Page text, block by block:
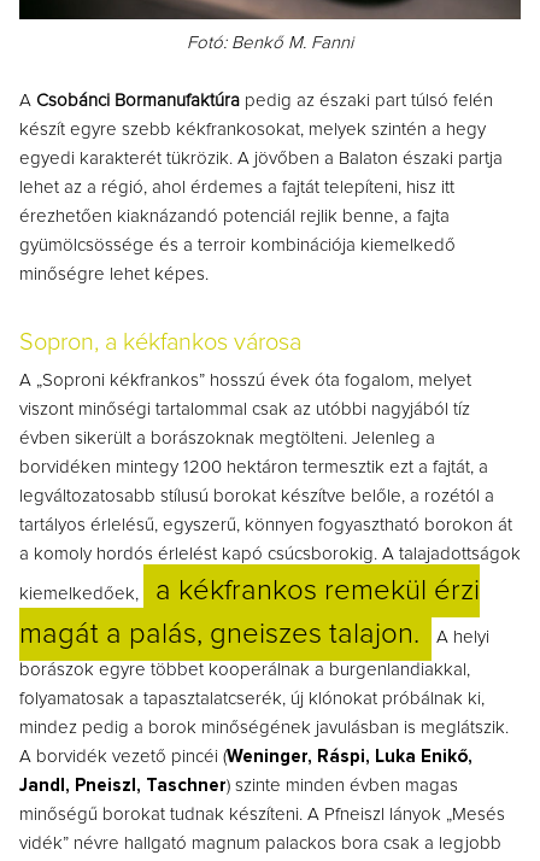
Fotó: Benkő M. Fanni
A Csobánci Bormanufaktúra pedig az északi part túlsó felén
készít egyre szebb kékfrankosokat, melyek szintén a hegy
egyedi karakterét tükrözik. A jövőben a Balaton északi partja
lehet az a régió, ahol érdemes a fajtát telepíteni, hisz itt
érezhetően kiaknázandó potenciál rejlik benne, a fajta
gyümölcsössége és a terroir kombinációja kiemelkedő
minőségre lehet képes.
Sopron, a kékfankos városa
A „Soproni kékfrankos” hosszú évek óta fogalom, melyet
viszont minőségi tartalommal csak az utóbbi nagyjából tíz
évben sikerült a borászoknak megtölteni. Jelenleg a
borvidéken mintegy 1200 hektáron termesztik ezt a fajtát, a
legváltozatosabb stílusú borokat készítve belőle, a rozétól a
tartályos érlelésű, egyszerű, könnyen fogyasztható borokon át
a komoly hordós érlelést kapó csúcsborokig. A talajadottságok
kiemelkedőek,
a kékfrankos remekül érzi
magát a palás, gneiszes talajon.
A helyi
borászok egyre többet kooperálnak a burgenlandiakkal,
folyamatosak a tapasztalatcserék, új klónokat próbálnak ki,
mindez pedig a borok minőségének javulásban is meglátszik.
A borvidék vezető pincéi (Weninger, Ráspi, Luka Enikő,
Jandl, Pneiszl, Taschner) szinte minden évben magas
minőségű borokat tudnak készíteni. A Pfneiszl lányok „Mesés
vidék” névre hallgató magnum palackos bora csak a legjobb